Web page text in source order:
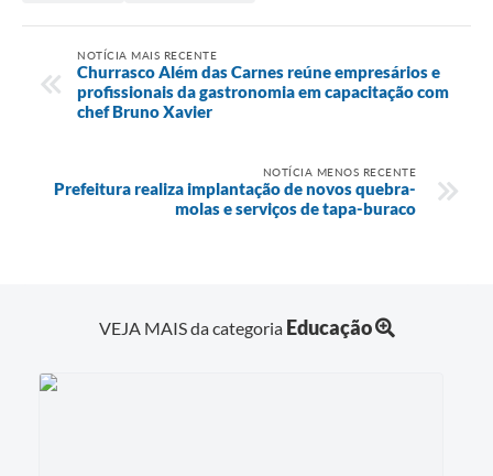
NOTÍCIA MAIS RECENTE
Churrasco Além das Carnes reúne empresários e
profissionais da gastronomia em capacitação com
chef Bruno Xavier
NOTÍCIA MENOS RECENTE
Prefeitura realiza implantação de novos quebra-
molas e serviços de tapa-buraco
VEJA MAIS da categoria Educação